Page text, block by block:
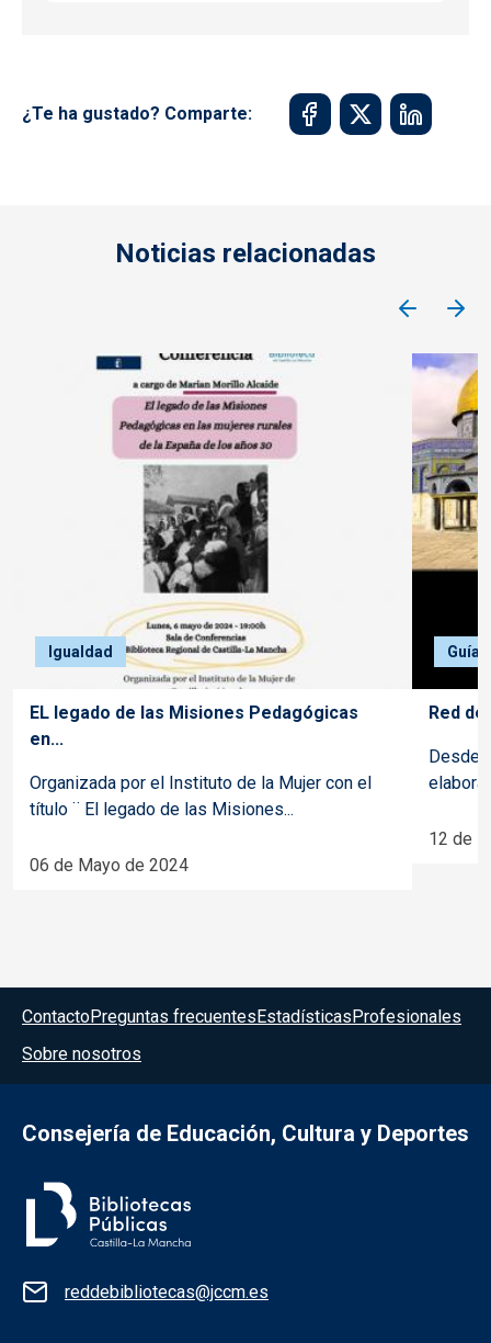
¿Te ha gustado? Comparte:
Noticias relacionadas
Igualdad
EL legado de las Misiones Pedagógicas
en...
Organizada por el Instituto de la Mujer con el
título ¨ El legado de las Misiones...
06 de Mayo de 2024
Red
Desde
12 de
Menú del pie
ContactoPreguntas frecuentes Estadísticas Profesionales
Sobre nosotros
Consejería de Educación, Cultura y Deportes
Información de la institución
reddebibliotecas@jccm.es